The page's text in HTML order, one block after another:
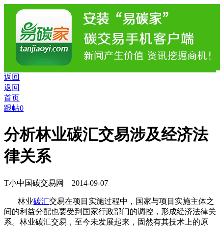
返回
返回
首页
跟帖0
分析林业碳汇交易涉及经济法
律关系
T小中国碳交易网 2014-09-07
林业碳汇交易在项目实施过程中，国家与项目实施主体之
间的利益分配也要受到国家行政部门的调控，形成经济法律关
系。林业碳汇交易，至今未发展起来，固然有其技术上的原